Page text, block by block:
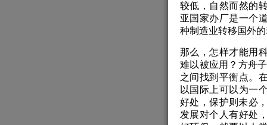
较低，自然而然的
亚国家办厂是一个
种制造业转移国外
那么，怎样才能用
难以被应用？方舟
之间找到平衡点。
以国际上可以为一
好处，保护则未必
发展对个人有好处